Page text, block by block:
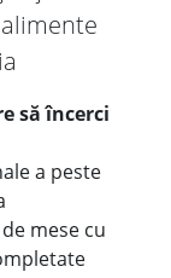
să încerci
a peste
mese cu